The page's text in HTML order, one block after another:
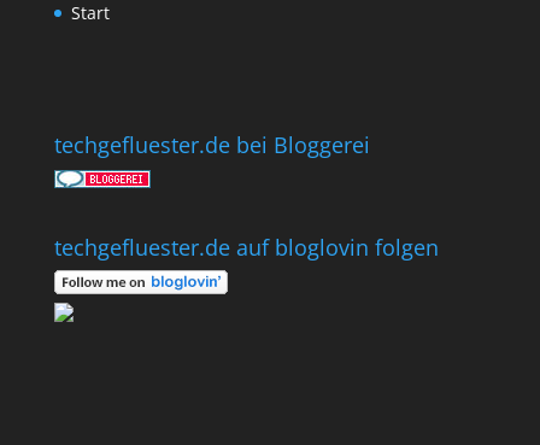
Start
techgefluester.de bei Bloggerei
techgefluester.de auf bloglovin folgen